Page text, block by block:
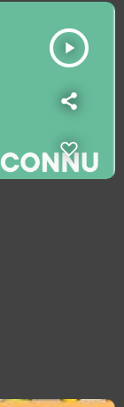
play_arrow